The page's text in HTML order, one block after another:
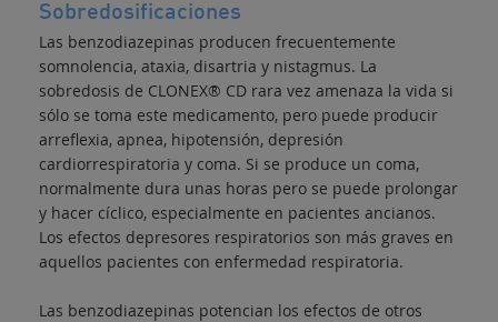
Sobredosificaciones
Las benzodiazepinas producen frecuentemente
somnolencia, ataxia, disartria y nistagmus. La
sobredosis de CLONEX® CD rara vez amenaza la vida si
sólo se toma este medicamento, pero puede producir
arreflexia, apnea, hipotensión, depresión
cardiorrespiratoria y coma. Si se produce un coma,
normalmente dura unas horas pero se puede prolongar
y hacer cíclico, especialmente en pacientes ancianos.
Los efectos depresores respiratorios son más graves en
aquellos pacientes con enfermedad respiratoria.
Las benzodiazepinas potencian los efectos de otros